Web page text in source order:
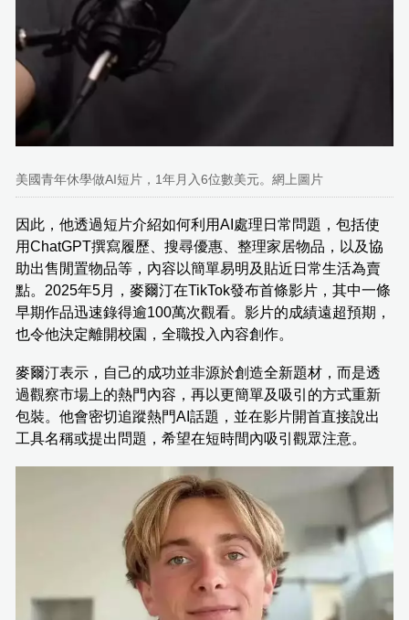
美國青年休學做AI短片，1年月入6位數美元。網上圖片
因此，他透過短片介紹如何利用AI處理日常問題，包括使
用ChatGPT撰寫履歷、搜尋優惠、整理家居物品，以及協
助出售閒置物品等，內容以簡單易明及貼近日常生活為賣
點。2025年5月，麥爾汀在TikTok發布首條影片，其中一條
早期作品迅速錄得逾100萬次觀看。影片的成績遠超預期，
也令他決定離開校園，全職投入內容創作。
麥爾汀表示，自己的成功並非源於創造全新題材，而是透
過觀察市場上的熱門內容，再以更簡單及吸引的方式重新
包裝。他會密切追蹤熱門AI話題，並在影片開首直接說出
工具名稱或提出問題，希望在短時間內吸引觀眾注意。